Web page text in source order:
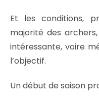
Et les conditions,
majorité des
intéressante, voire
l’objectif.
Un début de saison